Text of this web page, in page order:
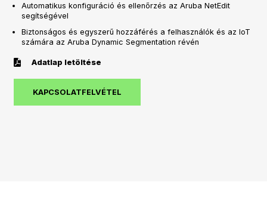
Automatikus konfiguráció és ellenőrzés az Aruba NetEdit
segítségével
Biztonságos és egyszerű hozzáférés a felhasználók és az IoT
számára az Aruba Dynamic Segmentation révén
Adatlap letöltése
KAPCSOLATFELVÉTEL